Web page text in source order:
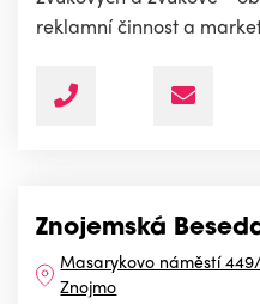
reklamní činnost a
Znojemská
Masarykovo náměstí
Znojmo